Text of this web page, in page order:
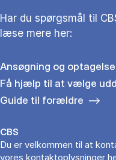
Har du spørgsmål til
læse mere her:
Ansøgning og optagelse
Få hjælp til at vælge
Guide til forældre
CBS
Du er velkommen til at
vores kontaktoplysninger